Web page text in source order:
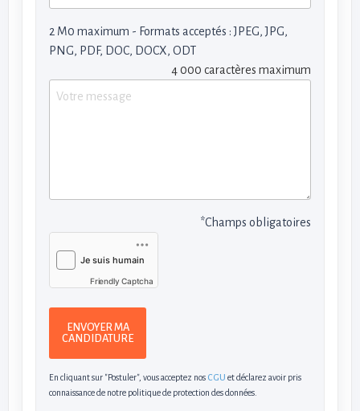
2 M0 maximum - Formats acceptés : JPEG, JPG,
PNG, PDF, DOC, DOCX, ODT
4 000 caractères maximum
*Champs obligatoires
Friendly Captcha
ENVOYER MA
CANDIDATURE
En cliquant sur "Postuler", vous acceptez nos CGU et déclarez avoir pris
connaissance de notre politique de protection des données.